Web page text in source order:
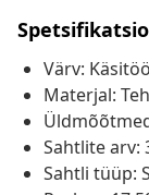
Värv:
Materjal:
Sahtlite arv:
Sahtli tüüp: